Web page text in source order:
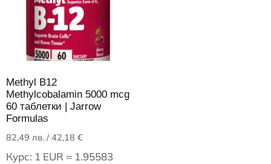
Methyl B12
Methylcobalamin 5000 mcg
60 таблетки | Jarrow
Formulas
82,49 лв. / 42,18 €
Курс: 1 EUR = 1.95583